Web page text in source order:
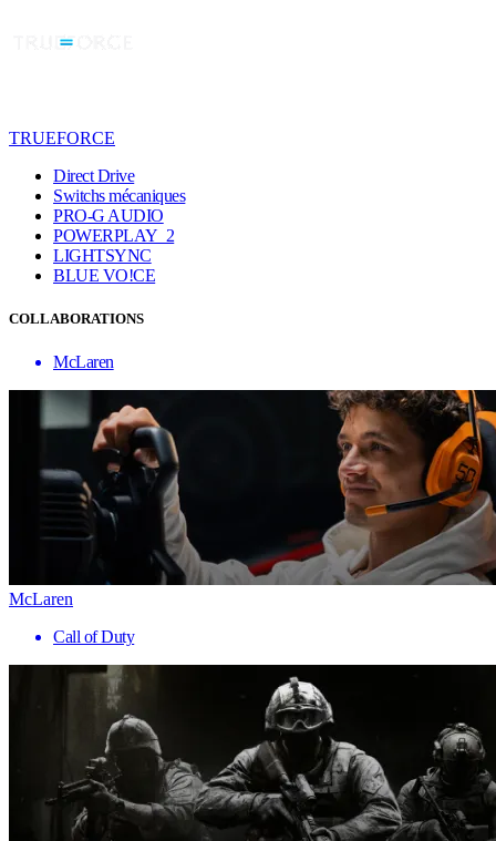
TRUEFORCE
Direct Drive
Switchs mécaniques
PRO-G AUDIO
POWERPLAY 2
LIGHTSYNC
BLUE VO!CE
COLLABORATIONS
McLaren
McLaren
Call of Duty